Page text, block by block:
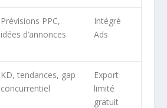
Prévisions PPC,
idées d’annonces
Intégré
Ads
KD, tendances, gap
concurrentiel
Export
limité
gratuit